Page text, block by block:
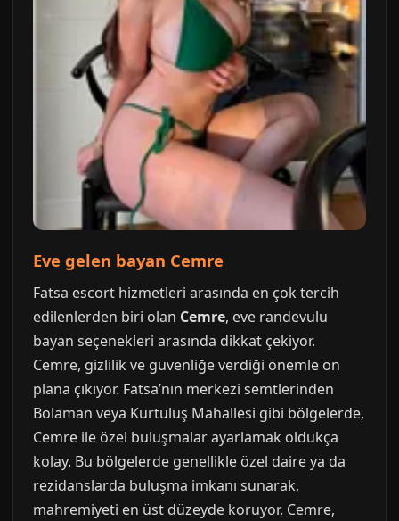
Eve gelen bayan Cemre
Fatsa escort hizmetleri arasında en çok tercih
edilenlerden biri olan Cemre, eve randevulu
bayan seçenekleri arasında dikkat çekiyor.
Cemre, gizlilik ve güvenliğe verdiği önemle ön
plana çıkıyor. Fatsa’nın merkezi semtlerinden
Bolaman veya Kurtuluş Mahallesi gibi bölgelerde,
Cemre ile özel buluşmalar ayarlamak oldukça
kolay. Bu bölgelerde genellikle özel daire ya da
rezidanslarda buluşma imkanı sunarak,
mahremiyeti en üst düzeyde koruyor. Cemre,